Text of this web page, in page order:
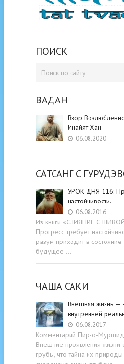
ПОИСК
ВАДАН
Взор
Инайят Хан
06.08.2020
САТСАНГ C
УРОК ДНЯ 116:
настойчивости.
06.08.2016
Из книги «СЛИЯНИЕ С
Прогресс требует
разум приходит в
будущее …
ЧАША САКИ
Внешняя жизнь —
внутренней
06.08.2017
Комментарий Пир-о-
Внешние проявления жизни
грубы, что тайна их природы